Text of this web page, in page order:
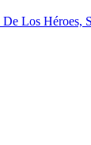
Los Héroes,